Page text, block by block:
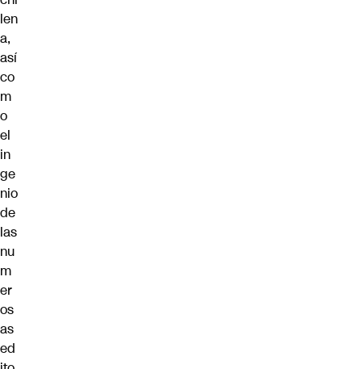
len
a,
así
co
m
o
el
in
ge
nio
de
las
nu
m
er
os
as
ed